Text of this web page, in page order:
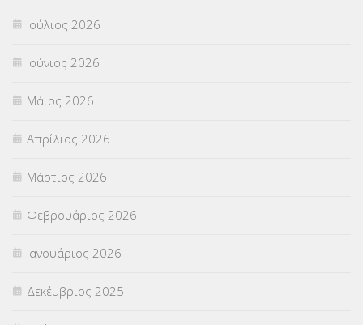
ΠΑΝΕΛΛΑΔΙΚΕΣ ΕΞΕΤΑΣΕΙΣ
ΠΡΟΚΗΡΥΞΕΙΣ
ΣΕΜΙΝΑΡΙΑ – ΗΜΕΡΙΔΕΣ
ΣΕΠ(50)
ΣΤΕΛΕΧΗ (360)
ΣΥΜΒΟΥΛΕΥΤΙΚΟΣ ΣΤΑΘΜΟΣ ΝΕΩΝ
ΣΥΝΤΑΞΕΙΣ(12)
ΣΧΟΛΙΚΟΙ ΣΥΜΒΟΥΛΟΙ
Ιούλιος 2026
Ιούνιος 2026
Μάιος 2026
Απρίλιος 2026
Μάρτιος 2026
Φεβρουάριος 2026
Ιανουάριος 2026
Δεκέμβριος 2025